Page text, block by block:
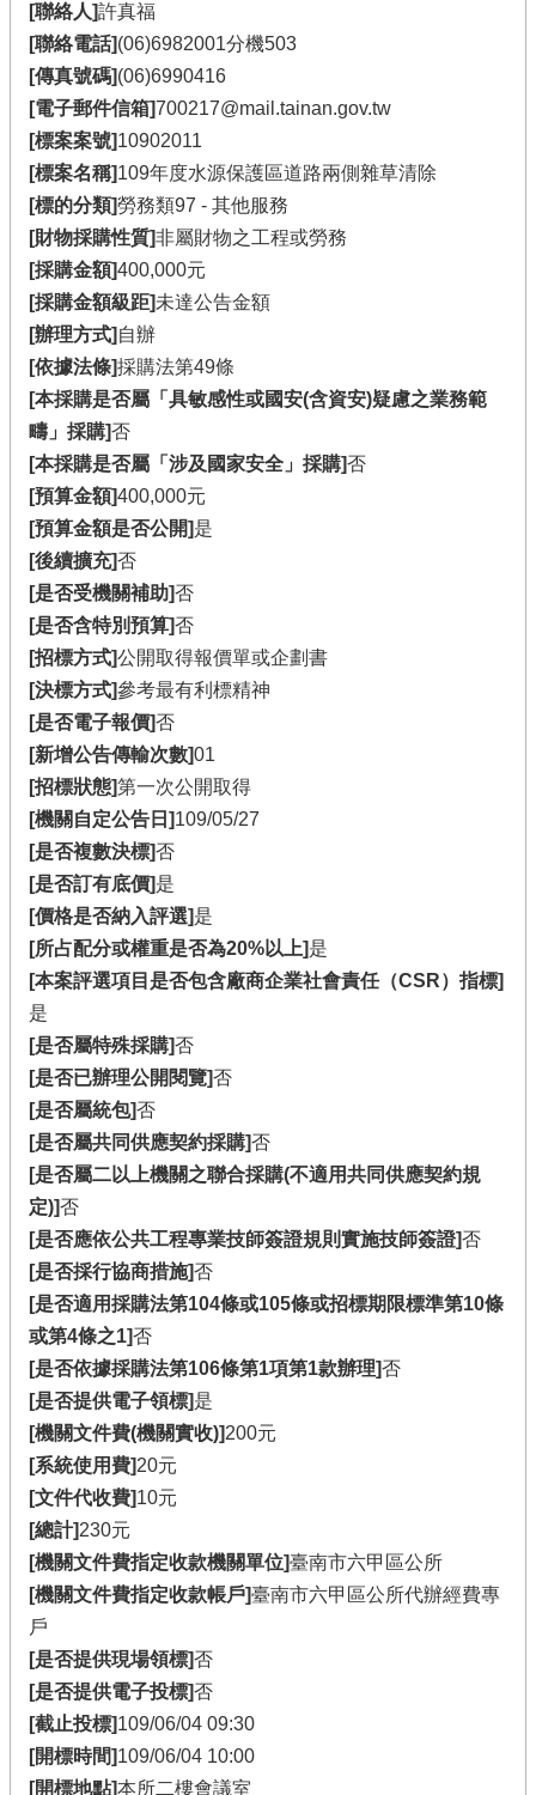
[聯絡人]許真福
[聯絡電話](06)6982001分機503
[傳真號碼](06)6990416
[電子郵件信箱]700217@mail.tainan.gov.tw
[標案案號]10902011
[標案名稱]109年度水源保護區道路兩側雜草清除
[標的分類]勞務類97 - 其他服務
[財物採購性質]非屬財物之工程或勞務
[採購金額]400,000元
[採購金額級距]未達公告金額
[辦理方式] 自辦
[依據法條]採購法第49條
[本採購是否屬「具敏感性或國安(含資安)疑慮之業務範
疇」採購]否
[本採購是否屬「涉及國家安全」採購]否
[預算金額]400,000元
[預算金額是否公開]是
[後續擴充]否
[是否受機關補助]否
[是否含特別預算]否
[招標方式]公開取得報價單或企劃書
[決標方式]參考最有利標精神
[是否電子報價]否
[新增公告傳輸次數]01
[招標狀態]第一次公開取得
[機關自定公告日]109/05/27
[是否複數決標]否
[是否訂有底價]是
[價格是否納入評選]是
[所占配分或權重是否為20%以上]是
[本案評選項目是否包含廠商企業社會責任（CSR）指標]
是
[是否屬特殊採購]否
[是否已辦理公開閱覽]否
[是否屬統包]否
[是否屬共同供應契約採購]否
[是否屬二以上機關之聯合採購(不適用共同供應契約規
定)]否
[是否應依公共工程專業技師簽證規則實施技師簽證]否
[是否採行協商措施]否
[是否適用採購法第104條或105條或招標期限標準第10條
或第4條之1]否
[是否依據採購法第106條第1項第1款辦理]否
[是否提供電子領標]是
[機關文件費(機關實收)]200元
[系統使用費]20元
[文件代收費]10元
[總計]230元
[機關文件費指定收款機關單位]臺南市六甲區公所
[機關文件費指定收款帳戶]臺南市六甲區公所代辦經費專
戶
[是否提供現場領標]否
[是否提供電子投標]否
[截止投標]109/06/04 09:30
[開標時間]109/06/04 10:00
[開標地點]本所二樓會議室